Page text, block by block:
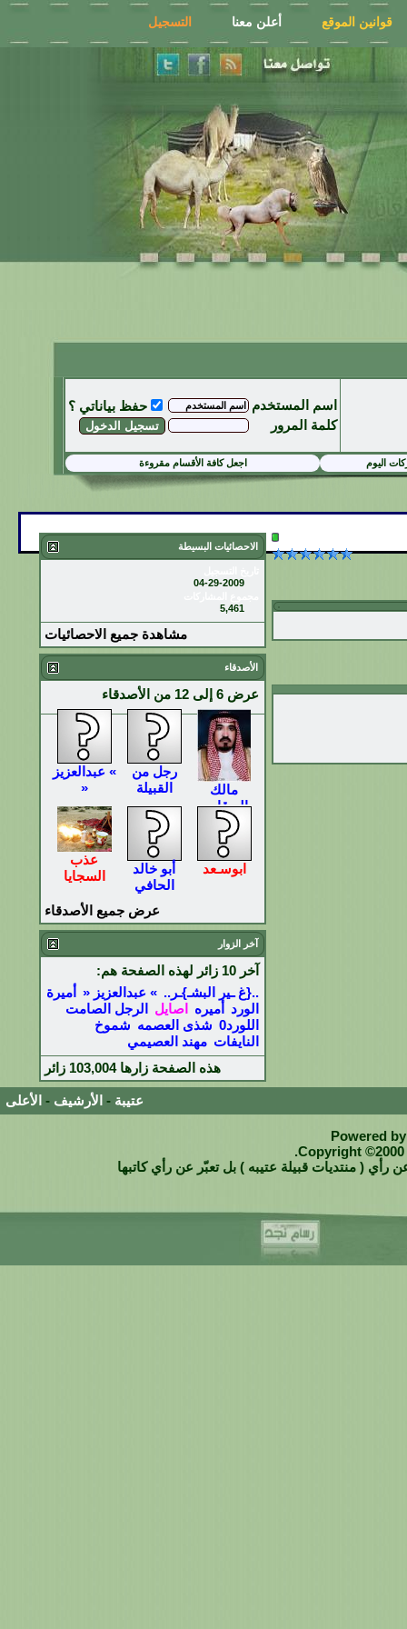
قوانين الموقع أعلن معنا التسجيل
اسم المستخدم
حفظ بياناتي ؟
كلمة المرور
اليوم اجعل كافة الأقسام مقروءة
الاحصائيات البسيطة
04-29-2009
5,461
مشاهدة جميع الاحصائيات
الأصدقاء
عرض 6 إلى 12 من الأصدقاء
مالك
البرقاوي
رجل من
القبيلة
» عبدالعزيز
«
ابوسـعد
أبو خالد
الحافي
عذب
السجايا
عرض جميع الأصدقاء
آخر الزوار
آخر 10 زائر لهذه الصفحة هم:
..{غ ـير البشـ}ـر.. » عبدالعزيز « أميرة
الورد أميره اصايل
الرجل الصامت
اللورد0
شذى العصمه شموخ
النايفات مهند العصيمي
هذه الصفحة زارها103,004 زائر
عتيبة - الأرشيف - الأعلى
Powered
Copyright ©2000
رأي ( منتديات قبيلة عتيبه ) بل تعبّر عن رأي كاتبها